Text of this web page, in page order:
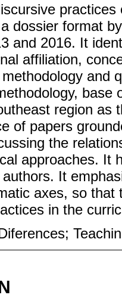
dossier format
and 2016. It
affiliation,
and
base
region as
of papers
the
approaches. It
It
axes, so
in the